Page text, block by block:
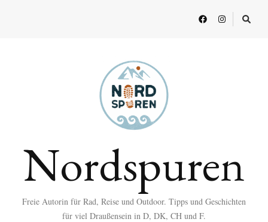
Nordspuren
Freie Autorin für Rad, Reise und Outdoor. Tipps und Geschichten
für viel Draußensein in D, DK, CH und F.